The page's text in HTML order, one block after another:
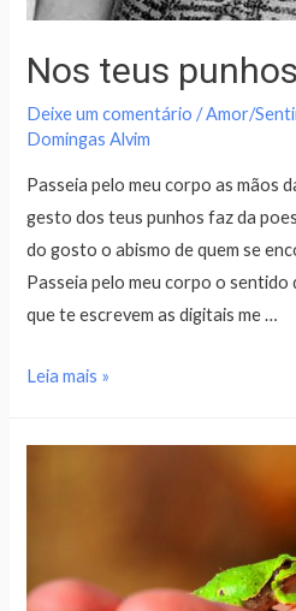
Nos teus punhos
Deixe um comentário /Amor/
Domingas Alvim
Passeia pelo meu corpo as mãos
gesto dos teus punhos faz da
do gosto o abismo de quem se
Passeia pelo meu corpo o sentido
que te escrevem as digitais me …
Leia mais »